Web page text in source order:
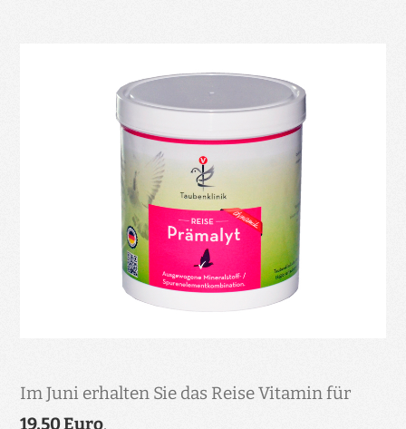
Im Juni erhalten Sie das Reise Vitamin für
19,50 Euro.